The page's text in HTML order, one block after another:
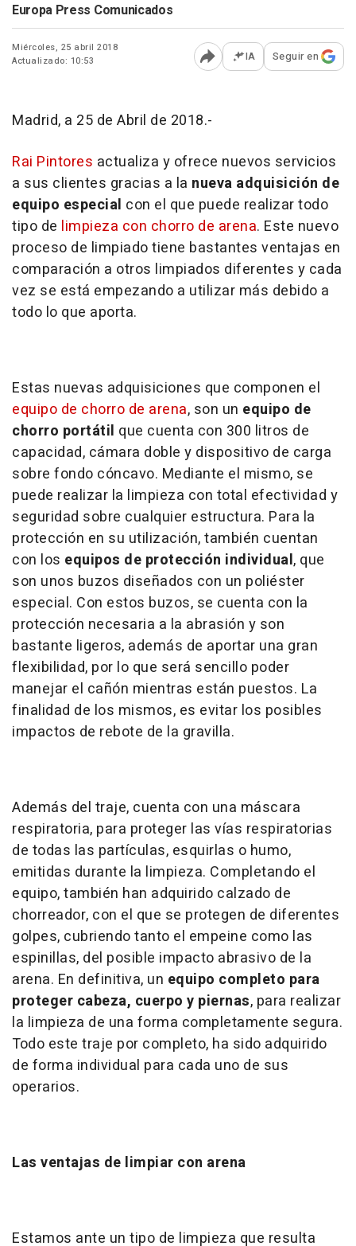
Europa Press Comunicados
Miércoles, 25 abril 2018
Actualizado: 10:53
Abrir opciones para
IA Seguir en
Madrid, a 25 de Abril de 2018.-
Rai Pintores actualiza y ofrece nuevos servicios
a sus clientes gracias a la nueva adquisición de
equipo especial con el que puede realizar todo
tipo de limpieza con chorro de arena. Este nuevo
proceso de limpiado tiene bastantes ventajas en
comparación a otros limpiados diferentes y cada
vez se está empezando a utilizar más debido a
todo lo que aporta.
Estas nuevas adquisiciones que componen el
equipo de chorro de arena, son un equipo de
chorro portátil que cuenta con 300 litros de
capacidad, cámara doble y dispositivo de carga
sobre fondo cóncavo. Mediante el mismo, se
puede realizar la limpieza con total efectividad y
seguridad sobre cualquier estructura. Para la
protección en su utilización, también cuentan
con los equipos de protección individual, que
son unos buzos diseñados con un poliéster
especial. Con estos buzos, se cuenta con la
protección necesaria a la abrasión y son
bastante ligeros, además de aportar una gran
flexibilidad, por lo que será sencillo poder
manejar el cañón mientras están puestos. La
finalidad de los mismos, es evitar los posibles
impactos de rebote de la gravilla.
Además del traje, cuenta con una máscara
respiratoria, para proteger las vías respiratorias
de todas las partículas, esquirlas o humo,
emitidas durante la limpieza. Completando el
equipo, también han adquirido calzado de
chorreador, con el que se protegen de diferentes
golpes, cubriendo tanto el empeine como las
espinillas, del posible impacto abrasivo de la
arena. En definitiva, un equipo completo para
proteger cabeza, cuerpo y piernas, para realizar
la limpieza de una forma completamente segura.
Todo este traje por completo, ha sido adquirido
de forma individual para cada uno de sus
operarios.
Las ventajas de limpiar con arena
Estamos ante un tipo de limpieza que resulta